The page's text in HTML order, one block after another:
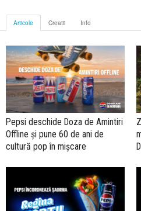
Articole Creatii Info
Pepsi deschide Doza de Amintiri
Offline și pune 60 de ani de
cultură pop în mișcare